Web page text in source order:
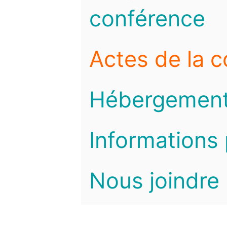
conférence
Actes de la
Informations
Nous joindre